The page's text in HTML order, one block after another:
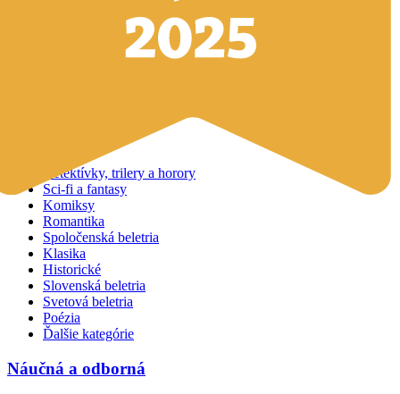
Detektívky, trilery a horory
Sci-fi a fantasy
Komiksy
Romantika
Spoločenská beletria
Klasika
Historické
Slovenská beletria
Svetová beletria
Poézia
Ďalšie kategórie
Náučná a odborná